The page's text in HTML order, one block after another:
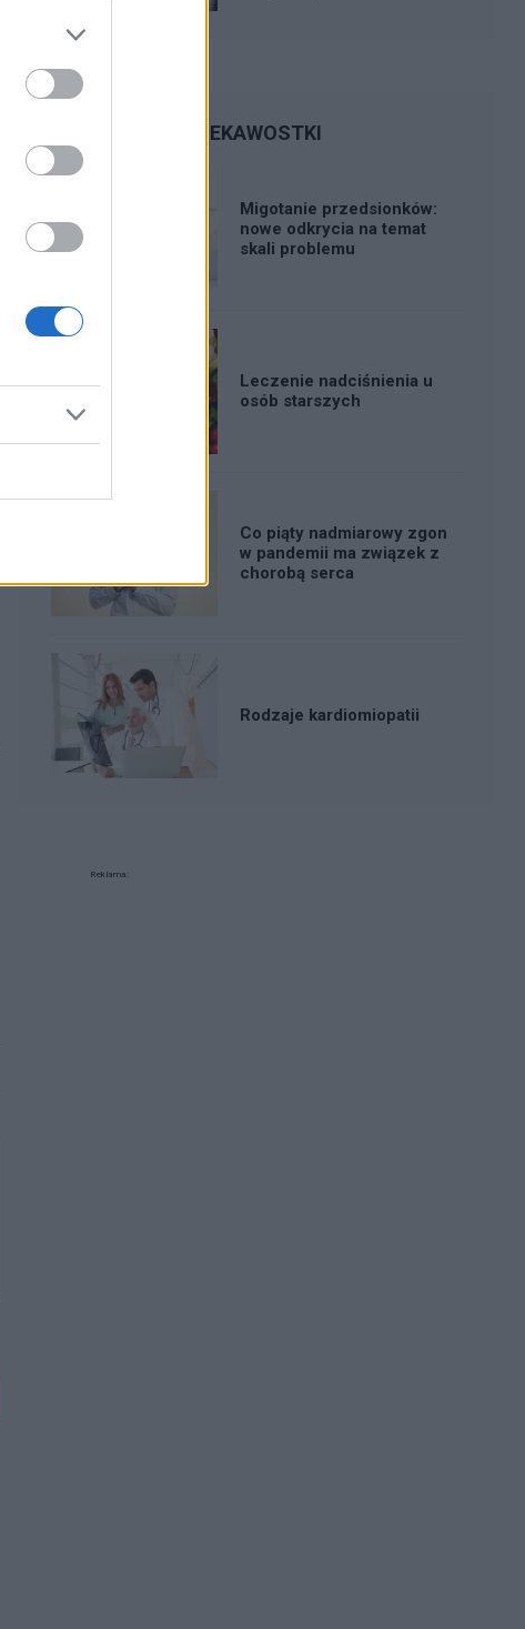
CIEKAWOSTKI
Migotanie przedsionków:
nowe odkrycia na temat
skali problemu
Leczenie nadciśnienia u
osób starszych
Co piąty nadmiarowy zgon
w pandemii ma związek z
chorobą serca
Rodzaje kardiomiopatii
Reklama: